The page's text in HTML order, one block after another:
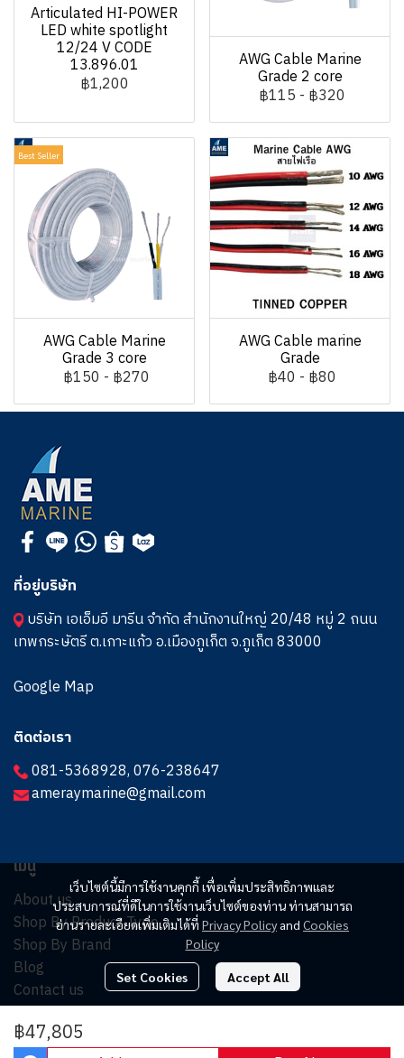
Articulated HI-POWER
LED white spotlight
12/24 V CODE
13.896.01
฿1,200
AWG Cable Marine
Grade 2 core
฿115 - ฿320
Best Seller
AWG Cable Marine
Grade 3 core
฿150 - ฿270
AWG Cable marine
Grade
฿40 - ฿80
฿47,805
เว็บไซต์นี้มีการใช้งานคุกกี้ เพื่อเพิ่มประสิทธิภาพและ
ประสบการณ์ที่ดีในการใช้งานเว็บไซต์ของท่าน ท่านสามารถ
อ่านรายละเอียดเพิ่มเติมได้ที่ Privacy Policyand Cookies
Policy
Set Cookies Accept All
ที่อยู่บริษัท
บริษัท เอเอ็มอี มารีน จำกัด สำนักงานใหญ่ 20/48 หมู่ 2 ถนน
เทพกระษัตรี ต.เกาะแก้ว อ.เมืองภูเก็ต จ.ภูเก็ต 83000
Google Map
ติดต่อเรา
081-5368928,076-238647
ameraymarine@gmail.com
เมนู
About us
Shop By Product Type
Shop By Brand
Blog
Contact us